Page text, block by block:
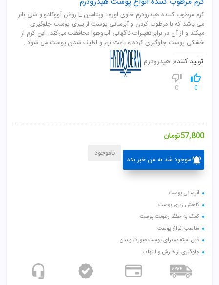
کرم مرطوب کننده هیدرودرم حاوی اوره ، ویتامین E روغن آووکادو و شی باتر
می باشد که با مرطوب کردن و آبرسانی پوست از پیری پوست جلوگیری
میکند و از آن در برابر تغییرات ناگهانی آب‌وهوا محافظت می‌کند. این کرم از
خشکی پوست جلوگیری کرده و باعث نرم و لطیف شدن پوست می شود .
تولید کننده: هیدرودرم
0
0
57,800تومان
موجود شد به من خبر بده
ناموجود
آبرسانی پوست
کاهش زبری پوست
کمک به حفظ رطوبت پوست
مناسب انواع پوست
قابل استفاده برای پوست صورت و بدن
جلوگیری از خارش و التهاب